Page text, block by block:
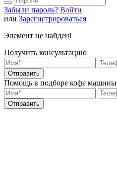
Забыли пароль? Войти
или Зарегистрироваться
Элемент не найден!
Получить консультацию
Отправить
Помощь в подборе кофе машины
Отправить